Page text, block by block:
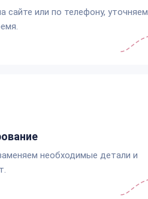
сайте или по телефону, уточняем
необходимые детали и